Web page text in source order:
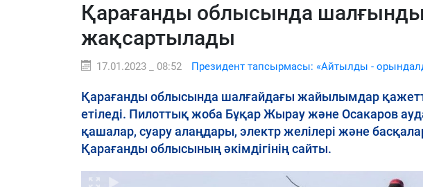
Қарағанды облысында
жақсартылады
17.01.2023 _ 08:52 Президент тапсырмасы: «Айтылды -
Қарағанды облысында шалғайдағы жайылымдар
етіледі. Пилоттық жоба Бұқар Жырау және Осакаров
қашалар, суару алаңдары, электр желілері және
Қарағанды облысының әкімдігінің сайты.